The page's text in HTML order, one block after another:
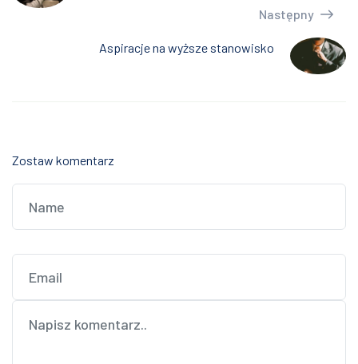
Następny
Aspiracje na wyższe stanowisko
Zostaw komentarz